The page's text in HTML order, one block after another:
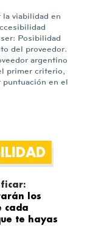
la viabilidad en
Posibilidad
del proveedor.
argentino
primer criterio,
puntuación en el
los
cada
te hayas